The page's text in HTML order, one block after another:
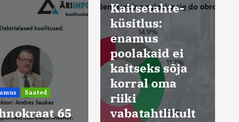
ei
sõja
oma
sundis
Sloveenia
suurimat
elektrijaama
vähendama
energiatootmis
t viiendiku
võrra